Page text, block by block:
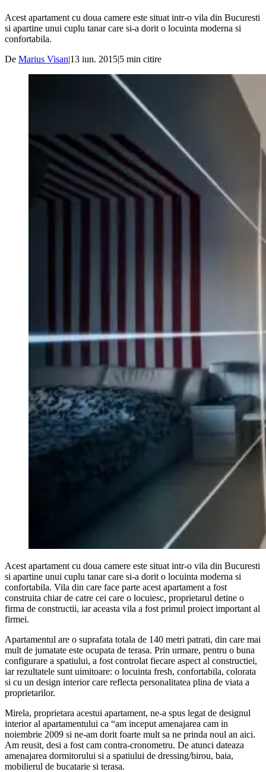
Acest apartament cu doua camere este situat intr-o vila din Bucuresti
si apartine unui cuplu tanar care si-a dorit o locuinta moderna si
confortabila.
De Marius Visan|13 iun. 2015|5 min citire
Acest apartament cu doua camere este situat intr-o vila din Bucuresti
si apartine unui cuplu tanar care si-a dorit o locuinta moderna si
confortabila. Vila din care face parte acest apartament a fost
construita chiar de catre cei care o locuiesc, proprietarul detine o
firma de constructii, iar aceasta vila a fost primul proiect important al
firmei.
Apartamentul are o suprafata totala de 140 metri patrati, din care mai
mult de jumatate este ocupata de terasa. Prin urmare, pentru o buna
configurare a spatiului, a fost controlat fiecare aspect al constructiei,
iar rezultatele sunt uimitoare: o locuinta fresh, confortabila, colorata
si cu un design interior care reflecta personalitatea plina de viata a
proprietarilor.
Mirela, proprietara acestui apartament, ne-a spus legat de designul
interior al apartamentului ca “am inceput amenajarea cam in
noiembrie 2009 si ne-am dorit foarte mult sa ne prinda noul an aici.
Am reusit, desi a fost cam contra-cronometru. De atunci dateaza
amenajarea dormitorului si a spatiului de dressing/birou, baia,
mobilierul de bucatarie si terasa.